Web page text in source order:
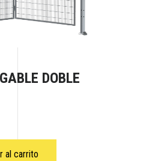
DOBLE
al carrito